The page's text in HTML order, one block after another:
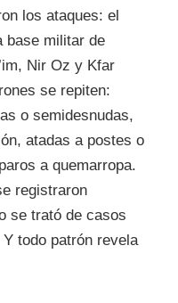
los ataques: el
base militar de
Nir Oz y Kfar
se repiten:
o semidesnudas,
atadas a postes o
a quemarropa.
registraron
se trató de casos
todo patrón revela